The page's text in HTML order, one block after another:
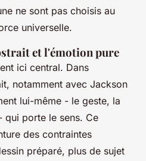
ne sont pas choisis au
universelle.
et l'émotion pure
ici central. Dans
notamment avec Jackson
lui-même - le geste, la
porte le sens. Ce
des contraintes
préparé, plus de sujet